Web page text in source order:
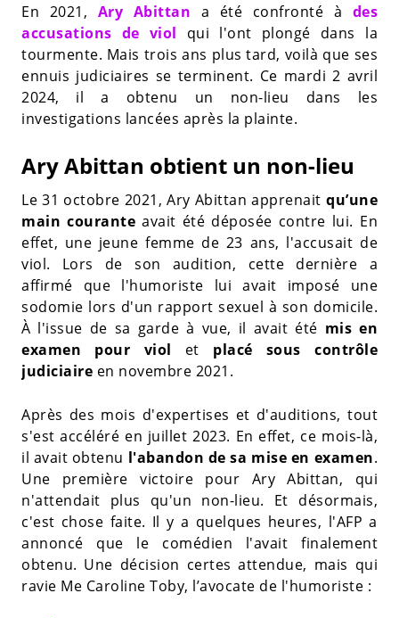
En 2021, Ary Abittan a été confronté à des
accusations de viol qui l'ont plongé dans la
tourmente. Mais trois ans plus tard, voilà que ses
ennuis judiciaires se terminent. Ce mardi 2 avril
2024, il a obtenu un non-lieu dans les
investigations lancées après la plainte.
Ary Abittan obtient un non-lieu
Le 31 octobre 2021, Ary Abittan apprenait qu’une
main courante avait été déposée contre lui. En
effet, une jeune femme de 23 ans, l'accusait de
viol. Lors de son audition, cette dernière a
affirmé que l'humoriste lui avait imposé une
sodomie lors d'un rapport sexuel à son domicile.
À l'issue de sa garde à vue, il avait été mis en
examen pour viol et placé sous contrôle
judiciaire en novembre 2021.
Après des mois d'expertises et d'auditions, tout
s'est accéléré en juillet 2023. En effet, ce mois-là,
il avait obtenu l'abandon de sa mise en examen.
Une première victoire pour Ary Abittan, qui
n'attendait plus qu'un non-lieu. Et désormais,
c'est chose faite. Il y a quelques heures, l'AFP a
annoncé que le comédien l'avait finalement
obtenu. Une décision certes attendue, mais qui
ravie Me Caroline Toby, l’avocate de l'humoriste :